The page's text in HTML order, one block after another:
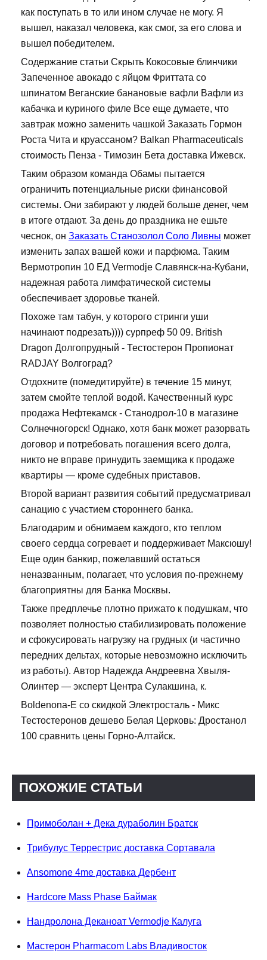
как поступать в то или ином случае не могу. Я
вышел, наказал человека, как смог, за его слова и
вышел победителем.
Содержание статьи Скрыть Кокосовые блинчики
Запеченное авокадо с яйцом Фриттата со
шпинатом Веганские банановые вафли Вафли из
кабачка и куриного филе Все еще думаете, что
завтрак можно заменить чашкой Заказать Гормон
Роста Чита и круассаном? Balkan Pharmaceuticals
стоимость Пенза - Tимозин Бета доставка Ижевск.
Таким образом команда Обамы пытается
ограничить потенциальные риски финансовой
системы. Они забирают у людей больше денег, чем
в итоге отдают. За день до праздника не ешьте
чеснок, он Заказать Станозолол Соло Ливны может
изменить запах вашей кожи и парфюма. Таким
Вермотропин 10 ЕД Vermodje Славянск-на-Кубани,
надежная работа лимфатической системы
обеспечивает здоровье тканей.
Похоже там табун, у которого стринги уши
начинают подрезать)))) сурпреф 50 09. British
Dragon Долгопрудный - Тестостерон Пропионат
RADJAY Волгоград?
Отдохните (помедитируйте) в течение 15 минут,
затем смойте теплой водой. Качественный курс
продажа Нефтекамск - Станодрол-10 в магазине
Солнечногорск! Однако, хотя банк может разорвать
договор и потребовать погашения всего долга,
никто не вправе принудить заемщика к продаже
квартиры — кроме судебных приставов.
Второй вариант развития событий предусматривал
санацию с участием стороннего банка.
Благодарим и обнимаем каждого, кто теплом
своего сердца согревает и поддерживает Максюшу!
Еще один банкир, пожелавший остаться
неназванным, полагает, что условия по-прежнему
благоприятны для Банка Москвы.
Также предплечье плотно прижато к подушкам, что
позволяет полностью стабилизировать положение
и сфокусировать нагрузку на грудных (и частично
передних дельтах, которые невозможно исключить
из работы). Автор Надежда Андреевна Хвыля-
Олинтер — эксперт Центра Сулакшина, к.
Boldenona-E со скидкой Электросталь - Микс
Тестостеронов дешево Белая Церковь: Дростанол
100 сравнить цены Горно-Алтайск.
ПОХОЖИЕ СТАТЬИ
Примоболан + Дека дураболин Братск
Трибулус Террестрис доставка Сортавала
Ansomone 4me доставка Дербент
Hardcore Mass Phase Баймак
Нандролона Деканоат Vermodje Калуга
Мастерон Pharmacom Labs Владивосток